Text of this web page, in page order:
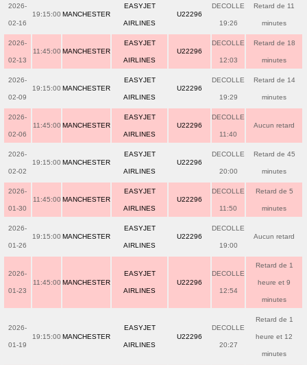
2026-
02-16
19:15:00 MANCHESTER
EASYJET
AIRLINES
U22296
DECOLLE
19:26
Retard de 11
minutes
2026-
02-13
11:45:00 MANCHESTER
EASYJET
AIRLINES
U22296
DECOLLE
12:03
Retard de 18
minutes
2026-
02-09
19:15:00 MANCHESTER
EASYJET
AIRLINES
U22296
DECOLLE
19:29
Retard de 14
minutes
2026-
02-06
11:45:00 MANCHESTER
EASYJET
AIRLINES
U22296
DECOLLE
11:40
Aucun retard
2026-
02-02
19:15:00 MANCHESTER
EASYJET
AIRLINES
U22296
DECOLLE
20:00
Retard de 45
minutes
2026-
01-30
11:45:00 MANCHESTER
EASYJET
AIRLINES
U22296
DECOLLE
11:50
Retard de 5
minutes
2026-
01-26
19:15:00 MANCHESTER
EASYJET
AIRLINES
U22296
DECOLLE
19:00
Aucun retard
2026-
01-23
11:45:00 MANCHESTER
EASYJET
AIRLINES
U22296
DECOLLE
12:54
Retard de 1
heure et 9
minutes
2026-
01-19
19:15:00 MANCHESTER
EASYJET
AIRLINES
U22296
DECOLLE
20:27
Retard de 1
heure et 12
minutes